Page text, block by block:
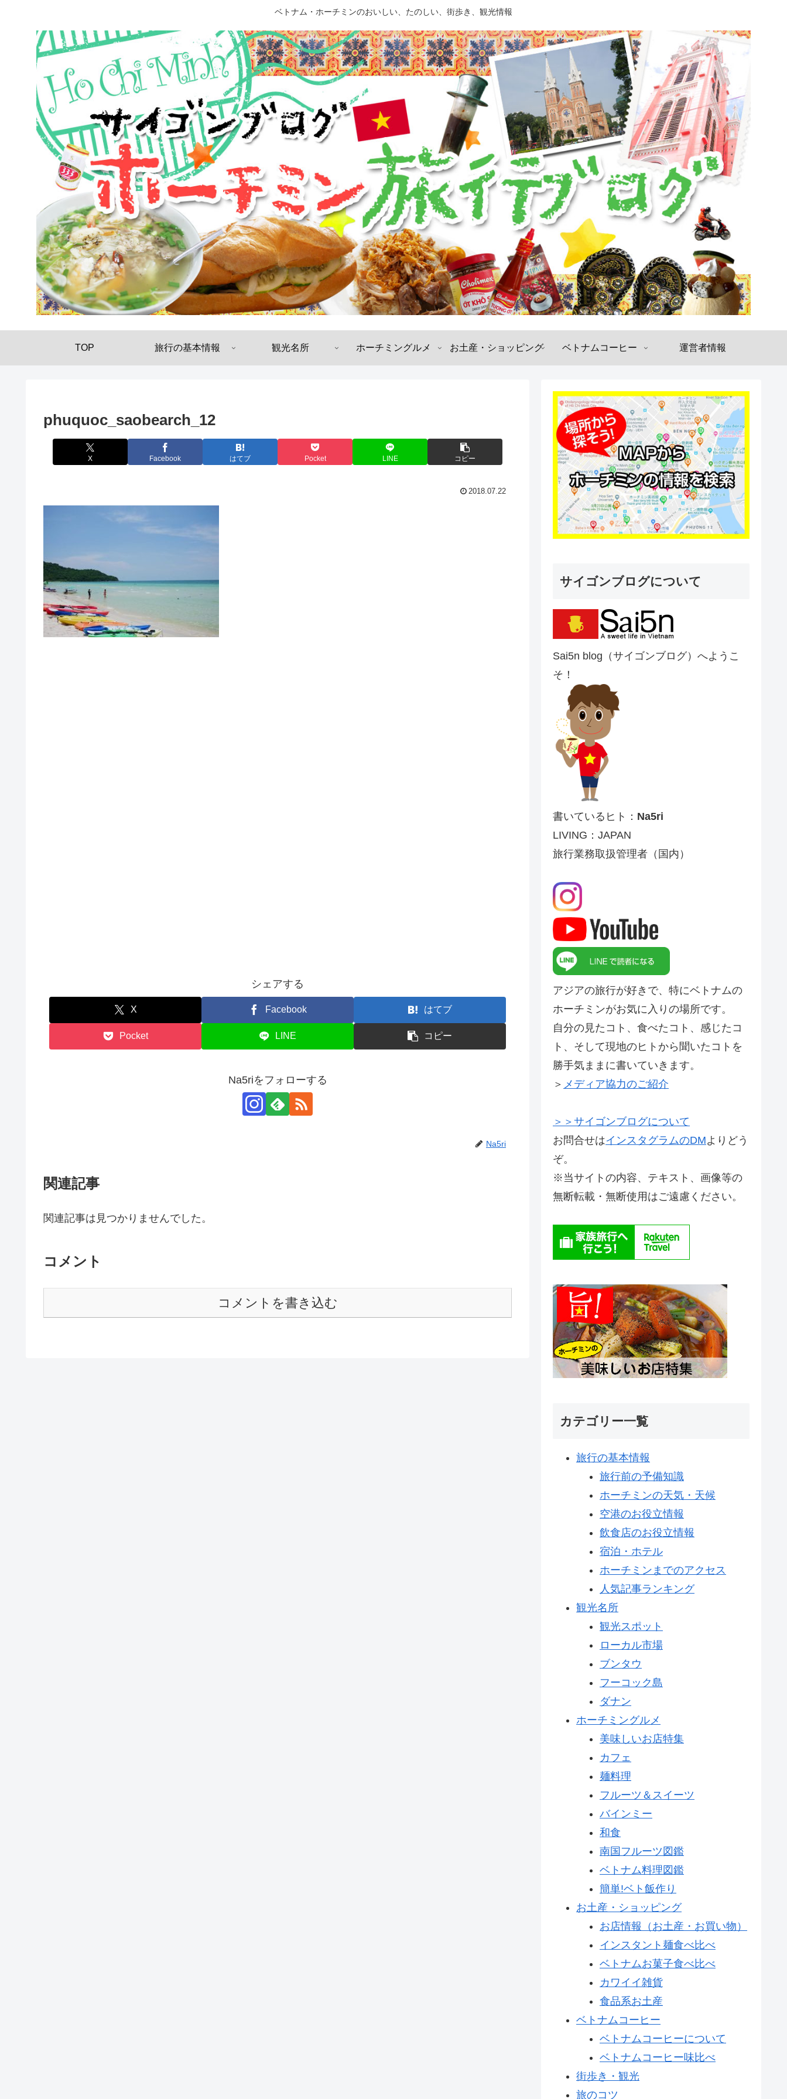
ベトナム・ホーチミンのおいしい、たのしい、街歩き、観光情報
TOP 旅行の基本情報 観光名所 ホーチミングルメ お土産・ショッピング ベトナムコーヒー 運営者情報
phuquoc_saobearch_12
X Facebook はてブ Pocket LINE コピー
2018.07.22
シェアする
X Facebook はてブ
Pocket LINE コピー
Na5riをフォローする
Na5ri
関連記事
関連記事は見つかりませんでした。
コメント
コメントを書き込む
サイゴンブログについて
Sai5n blog（サイゴンブログ）へようこ
そ！
書いているヒト： Na5ri
LIVING：JAPAN
旅行業務取扱管理者（国内）
アジアの旅行が好きで、特にベトナムの
ホーチミンがお気に入りの場所です。
自分の見たコト、食べたコト、感じたコ
ト、そして現地のヒトから聞いたコトを
勝手気ままに書いていきます。
＞ メディア協力のご紹介
＞＞サイゴンブログについて
お問合せはインスタグラムのDMよりどう
ぞ。
※当サイトの内容、テキスト、画像等の
無断転載・無断使用はご遠慮ください。
カテゴリー一覧
旅行の基本情報
旅行前の予備知識
ホーチミンの天気・天候
空港のお役立情報
飲食店のお役立情報
宿泊・ホテル
ホーチミンまでのアクセス
人気記事ランキング
観光名所
観光スポット
ローカル市場
ブンタウ
フーコック島
ダナン
ホーチミングルメ
美味しいお店特集
カフェ
麺料理
フルーツ＆スイーツ
バインミー
和食
南国フルーツ図鑑
ベトナム料理図鑑
簡単!ベト飯作り
お土産・ショッピング
お店情報（お土産・お買い物）
インスタント麺食べ比べ
ベトナムお菓子食べ比べ
カワイイ雑貨
食品系お土産
ベトナムコーヒー
ベトナムコーヒーについて
ベトナムコーヒー味比べ
街歩き・観光
旅のコツ